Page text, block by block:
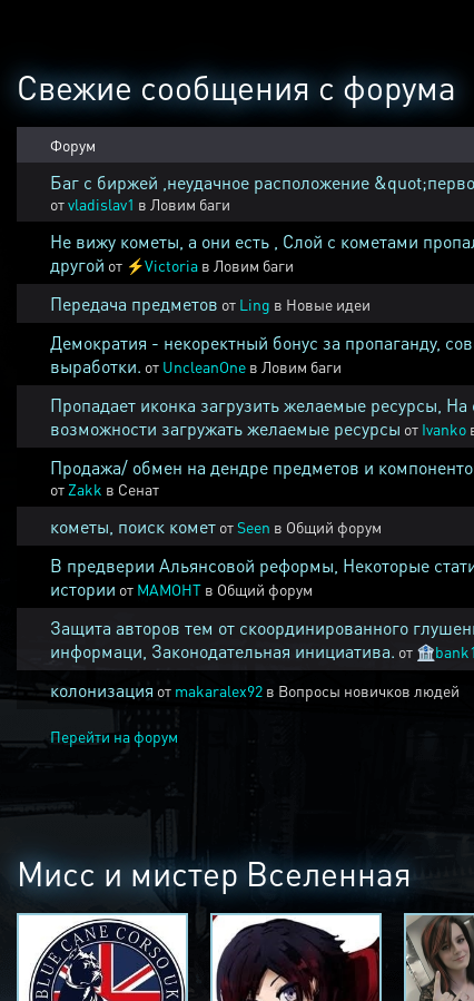
Свежие сообщения с форума
Форум
Баг с биржей ,неудачное расположение
отvladislav1 в Ловим баги
Не вижу кометы, а они есть , Слой с кометами
другой от ⚡Victoria в Ловим баги
Передача предметов от Ling в Новые идеи
Демократия - некоректный бонус за пропаганду,
выработки. от UncleanOne в Ловим баги
Пропадает иконка загрузить желаемые ресурсы, На
возможности загружать желаемые ресурсы от Ivanko
Продажа/ обмен на дендре предметов и
от Zakk в Сенат
кометы, поиск комет отSeen в Общий форум
В предверии Альянсовой реформы, Некоторые
истории от MAMOHT в Общий форум
Защита авторов тем от скоординированного
информаци, Законодательная инициатива. от 🏦
колонизация от makaralex92 в Вопросы новичков людей
Перейти на форум
Мисс и мистер Вселенная